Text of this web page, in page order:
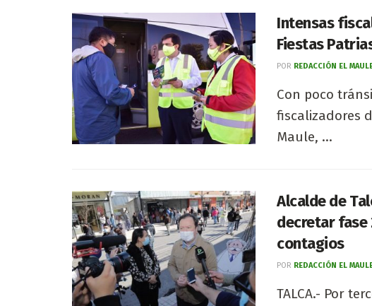
Intensas
Fiestas
POR REDACCIÓN EL
Con poco
fiscalizadores
Maule, ...
Alcalde de
decretar fase
contagios
POR REDACCIÓN EL
TALCA.- Por